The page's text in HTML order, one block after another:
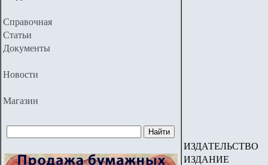
Справочная
Статьи
Документы
Новости
Магазин
ИЗДАТЕЛЬСТВО
ИЗДАНИЕ